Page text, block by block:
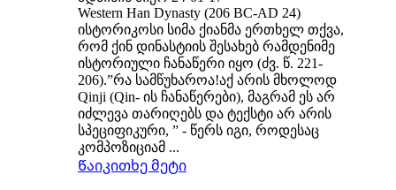
Western Han Dynasty (206 BC-AD 24)
ისტორიკოსი სიმა ქიანმა ერთხელ თქვა,
რომ ქინ დინასტიის შესახებ რამდენიმე
ისტორიული ჩანაწერი იყო (ძვ. წ. 221-
206).”რა სამწუხაროა!აქ არის მხოლოდ
Qinji (Qin- ის ჩანაწერები), მაგრამ ეს არ
იძლევა თარიღებს და ტექსტი არ არის
სპეციფიკური, ” - წერს იგი, როდესაც
კომპოზიციამ ...
Წაიკითხე მეტი